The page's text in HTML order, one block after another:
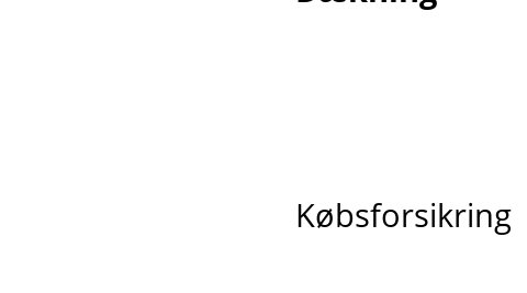
Købsforsikring